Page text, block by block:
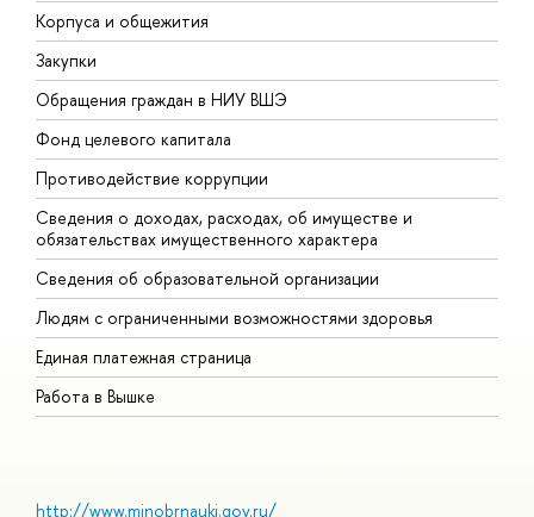
Корпуса и общежития
Закупки
Обращения граждан в НИУ ВШЭ
Фонд целевого капитала
Противодействие коррупции
Сведения о доходах, расходах, об имуществе и
обязательствах имущественного характера
Сведения об образовательной организации
Людям с ограниченными возможностями здоровья
Единая платежная страница
Работа в Вышке
http://www.minobrnauki.gov.ru/